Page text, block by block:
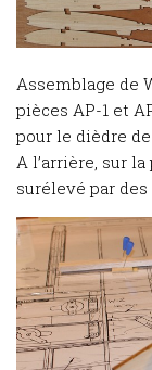
Assemblage de
pièces AP-1 et
pour le dièdre de
A l’arrière, sur
surélevé par des